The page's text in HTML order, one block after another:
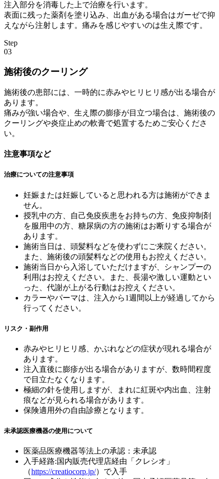
注入部分を消毒した上で治療を行います。
表面に残った薬剤を塗り込み、出血がある場合はガーゼで抑
えながら注射します。痛みを感じやすいのは生え際です。
Step
03
施術後のクーリング
施術後の患部には、一時的に赤みやヒリヒリ感が出る場合が
あります。
痛みが強い場合や、生え際の膨疹が目立つ場合は、施術後の
クーリングや炎症止めの軟膏で処置するためご安心くださ
い。
注意事項など
治療についての注意事項
妊娠または妊娠していると思われる方は施術ができま
せん。
授乳中の方、自己免疫疾患をお持ちの方、免疫抑制剤
を服用中の方、糖尿病の方の施術はお断りする場合が
あります。
施術当日は、頭髪料などを使わずにご来院ください。
また、施術後の頭髪料などの使用もお控えください。
施術当日から入浴していただけますが、シャンプーの
利用はお控えください。また、長湯や激しい運動とい
った、代謝が上がる行動はお控えください。
カラーやパーマは、注入から1週間以上が経過してから
行ってください。
リスク・副作用
赤みやヒリヒリ感、かぶれなどの症状が現れる場合が
あります。
注入直後に膨疹が出る場合がありますが、数時間程度
で目立たなくなります。
極細の針を使用しますが、まれに紅斑や内出血、注射
痕などが見られる場合があります。
保険適用外の自由診療となります。
未承認医療機器の使用について
医薬品医療機器等法上の承認：未承認
入手経路:国内販売代理店経由「クレシオ」
（https://creatiocorp.jp/）で入手